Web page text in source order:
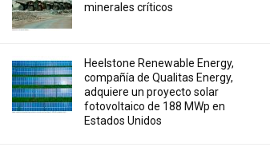
minerales críticos
Heelstone Renewable Energy,
compañía de Qualitas Energy,
adquiere un proyecto solar
fotovoltaico de 188 MWp en
Estados Unidos